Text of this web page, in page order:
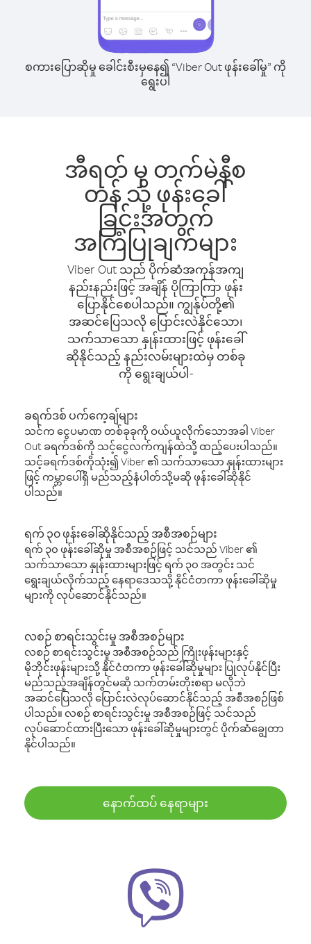
စကားပြောဆိုမှု ခေါင်းစီးမှနေ၍ “Viber Out ဖုန်းခေါ်မှု” ကို
ရွေးပါ
အီရတ် မှ တက်မဲနီစ
တန် သို့ ဖုန်းခေါ်
ခြင်းအတွက်
အကြံပြုချက်များ
Viber Out သည် ပိုက်ဆံအကုန်အကျ
နည်းနည်းဖြင့် အချိန် ပိုကြာကြာ ဖုန်း
ပြောနိုင်စေပါသည်။ ကျွန်ုပ်တို့၏
အဆင်ပြေသလို ပြောင်းလဲနိုင်သော၊
သက်သာသော နှုန်းထားဖြင့် ဖုန်းခေါ်
ဆိုနိုင်သည့် နည်းလမ်းများထဲမှ တစ်ခု
ကို ရွေးချယ်ပါ-
ခရက်ဒစ် ပက်ကေ့ချ်များ
သင်က ငွေပမာဏ တစ်ခုခုကို ဝယ်ယူလိုက်သောအခါ Viber
Out ခရက်ဒစ်ကို သင့်ငွေလက်ကျန်ထဲသို့ ထည့်ပေးပါသည်။
သင့်ခရက်ဒစ်ကိုသုံး၍ Viber ၏ သက်သာသော နှုန်းထားများ
ဖြင့် ကမ္ဘာပေါ်ရှိ မည်သည့်နံပါတ်သို့မဆို ဖုန်းခေါ်ဆိုနိုင်
ပါသည်။
ရက် ၃၀ ဖုန်းခေါ်ဆိုနိုင်သည့် အစီအစဉ်များ
ရက် ၃၀ ဖုန်းခေါ်ဆိုမှု အစီအစဉ်ဖြင့် သင်သည် Viber ၏
သက်သာသော နှုန်းထားများဖြင့် ရက် ၃၀ အတွင်း သင်
ရွေးချယ်လိုက်သည့် နေရာဒေသသို့ နိုင်ငံတကာ ဖုန်းခေါ်ဆိုမှု
များကို လုပ်ဆောင်နိုင်သည်။
လစဉ် စာရင်းသွင်းမှု အစီအစဉ်များ
လစဉ် စာရင်းသွင်းမှု အစီအစဉ်သည် ကြိုးဖုန်းများနှင့်
မိုဘိုင်းဖုန်းများသို့ နိုင်ငံတကာ ဖုန်းခေါ်ဆိုမှုများ ပြုလုပ်နိုင်ပြီး
မည်သည့်အချိန်တွင်မဆို သက်တမ်းတိုးစရာ မလိုဘဲ
အဆင်ပြေသလို ပြောင်းလဲလုပ်ဆောင်နိုင်သည့် အစီအစဉ်ဖြစ်
ပါသည်။ လစဉ် စာရင်းသွင်းမှု အစီအစဉ်ဖြင့် သင်သည်
လုပ်ဆောင်ထားပြီးသော ဖုန်းခေါ်ဆိုမှုများတွင် ပိုက်ဆံချွေတာ
နိုင်ပါသည်။
နောက်ထပ် နေရာများ